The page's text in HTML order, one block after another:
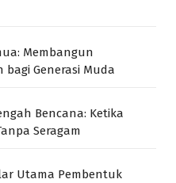
Membangun
bagi Generasi Muda
Bencana: Ketika
Seragam
Utama Pembentuk